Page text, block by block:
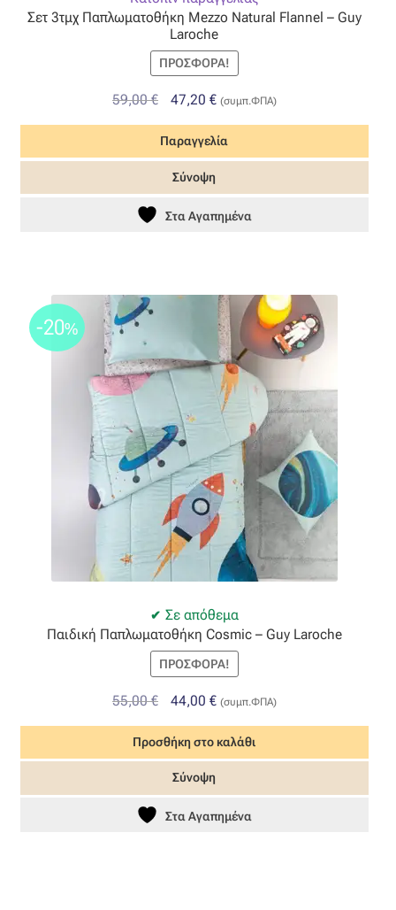
ΠΙΣΤΟΠΟΙΗΣΕΙΣ ΧΑΛΙΩΝ COLORE COLORI
Πληρωμές
Σετ 3τμχ Παπλωματοθήκη Mezzo Natural Flannel – Guy
Laroche
ΠΡΟΣΦΟΡΆ!
59,00€
Original
price
was:
59,00 €.
47,20 €Η
τρέχουσα
τιμή
είναι:
(συμπ.ΦΠΑ)
Παραγγελία
Σύνοψη
Στα Αγαπημένα
Σε απόθεμα
-20%
Παιδική Παπλωματοθήκη Cosmic – Guy Laroche
ΠΡΟΣΦΟΡΆ!
55,00€
Original
was:
55,00 €.
44,00 €Η
τιμή
είναι:
(συμπ.ΦΠΑ)
Προσθήκη στο καλάθι
Σύνοψη
Στα Αγαπημένα